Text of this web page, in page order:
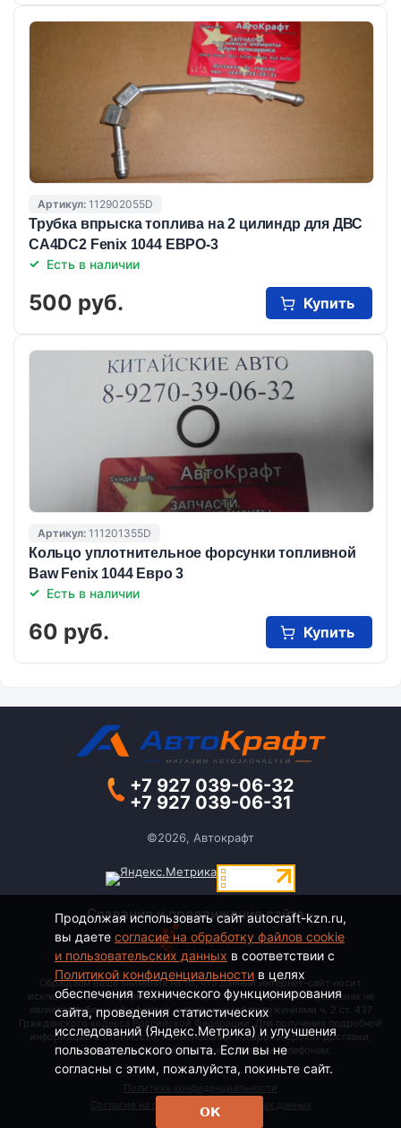
Артикул: 112902055D
Трубка впрыска топлива на 2 цилиндр для ДВС
CA4DC2 Fenix 1044 ЕВРО-3
Есть в наличии
500 руб. Купить
Артикул: 111201355D
Кольцо уплотнительное форсунки топливной
Baw Fenix 1044 Евро 3
Есть в наличии
60 руб. Купить
+7 927 039-06-32
+7 927 039-06-31
©2026, Автокрафт
Создание и продвижение сайта -
Обращаем Ваше внимание на то, что данный интернет-сайт носит
исключительно информационный характер и ни при каких условиях не
является публичной офертой, определяемой положениями ч. 2 ст. 437
Гражданского кодекса Российской Федерации. Для получения подробной
информации о стоимости, наименовании товаров и сроках доставки,
пожалуйста, обращайтесь по контактным телефонам.
Политика конфиденциальности
Согласие на обработку персональных данных
Продолжая использовать сайт autocraft-kzn.ru,
вы даете согласие на обработку файлов cookie
и пользовательских данных в соответствии с
Политикой конфиденциальностив целях
обеспечения технического функционирования
сайта, проведения статистических
исследований (Яндекс.Метрика) и улучшения
пользовательского опыта. Если вы не
согласны с этим, пожалуйста, покиньте сайт.
ОК